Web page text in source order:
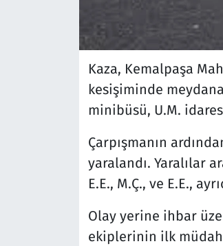
Kaza, Kemalpaşa
kesişiminde
minibüsü, U.M.
Çarpışmanın
yaralandı. Yaralılar
E.E., M.Ç., ve E.E.,
Olay yerine ihbar
ekiplerinin ilk